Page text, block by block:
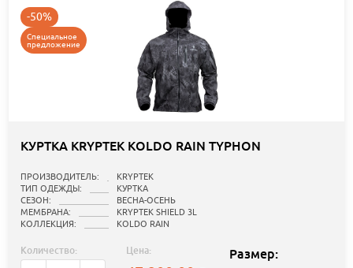
-50%
Специальное
предложение
КУРТКА KRYPTEK KOLDO RAIN TYPHON
ПРОИЗВОДИТЕЛЬ:
KRYPTEK
ТИП ОДЕЖДЫ:
КУРТКА
СЕЗОН:
ВЕСНА-ОСЕНЬ
МЕМБРАНА:
KRYPTEK SHIELD 3L
КОЛЛЕКЦИЯ:
KOLDO RAIN
Количество: Цена: Размер: